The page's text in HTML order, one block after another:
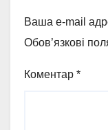
Ваша e-mail
Обов’язкові
Коментар *